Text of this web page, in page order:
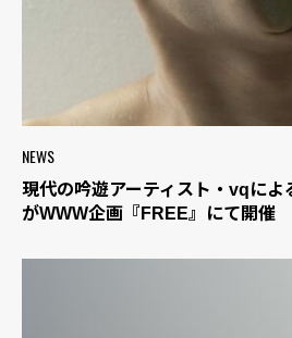
NEWS
現代の吟遊アーティスト・vqによ
がWWW企画『FREE』にて開催